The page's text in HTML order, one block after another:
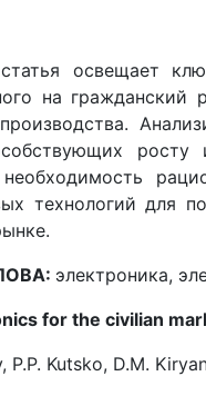
статья освещает
на
росту
необходимость
технологий для
электроника,
for the civilian
P.P. Kutsko, D.M.